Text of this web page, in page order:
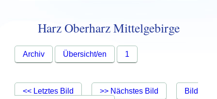
Harz Oberharz Mittelgebirge
Archiv Übersicht/en 1
<< Letztes Bild >> Nächstes Bild
Bild